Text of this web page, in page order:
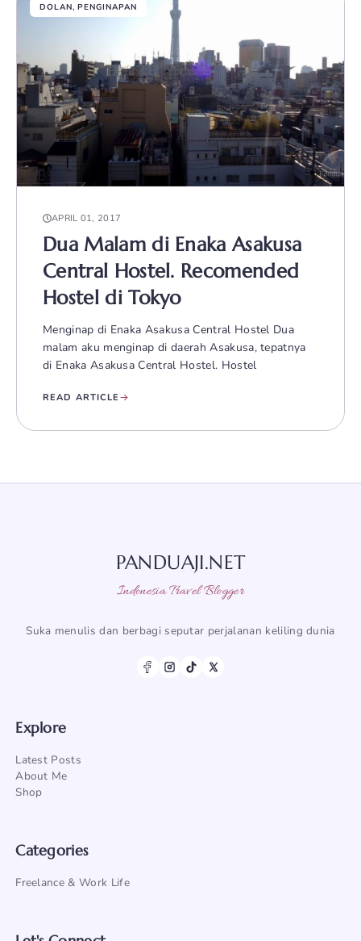
DOLAN, PENGINAPAN
APRIL 01, 2017
Dua Malam di Enaka Asakusa
Central Hostel. Recomended
Hostel di Tokyo
Menginap di Enaka Asakusa Central Hostel Dua
malam aku menginap di daerah Asakusa, tepatnya
di Enaka Asakusa Central Hostel. Hostel
READ ARTICLE
PANDUAJI.NET
Indonesia Travel Blogger
Suka menulis dan berbagi seputar perjalanan keliling dunia
Explore
Latest Posts
About Me
Shop
Categories
Freelance & Work Life